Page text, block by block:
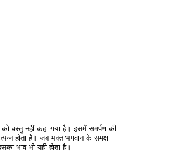
वस्तु नहीं कहा गया है। इसमें समर्पण की
होता है। जब भक्त भगवान के समक्ष
भाव भी यही होता है।